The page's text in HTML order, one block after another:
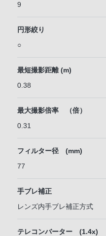
9
円形絞り
○
最短撮影距離 (m)
0.38
最大撮影倍率 （倍）
0.31
フィルター径 (mm)
77
手ブレ補正
レンズ内手ブレ補正方式
テレコンバーター (1.4x)